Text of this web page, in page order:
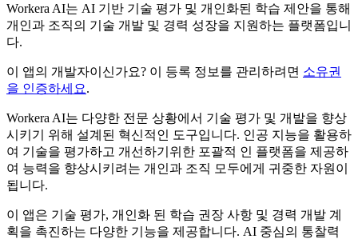
Workera AI는 AI 기반 기술 평가 및 개인화된 학습 제안을 통해
개인과 조직의 기술 개발 및 경력 성장을 지원하는 플랫폼입니
다.
이 앱의 개발자이신가요? 이 등록 정보를 관리하려면 소유권
을 인증하세요.
Workera AI는 다양한 전문 상황에서 기술 평가 및 개발을 향상
시키기 위해 설계된 혁신적인 도구입니다. 인공 지능을 활용하
여 기술을 평가하고 개선하기위한 포괄적 인 플랫폼을 제공하
여 능력을 향상시키려는 개인과 조직 모두에게 귀중한 자원이
됩니다.
이 앱은 기술 ​​평가, 개인화 된 학습 권장 사항 및 경력 개발 계
획을 촉진하는 다양한 기능을 제공합니다. AI 중심의 통찰력